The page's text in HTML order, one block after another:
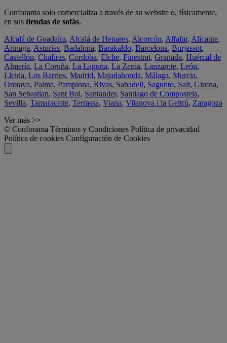
Conforama solo comercializa a través de su website o, físicamente,
en sus tiendas de sofás.
Alcalá de Guadaíra, Alcalá de Henares, Alcorcón, Alfafar, Alicante,
Arinaga, Asturias, Badalona, Barakaldo, Barcelona, Burjassot,
Castellón, Chafiras, Cordoba, Elche, Finestrat, Granada, Huércal de
Almería, La Coruña, La Laguna, La Zenia, Lanzarote, León,
Lleida, Los Barrios, Madrid, Majadahonda, Málaga, Murcia,
Orotava, Palma, Pamplona, Rivas, Sabadell, Sagunto, Salt, Girona,
San Sebastian, Sant Boi, Santander, Santiago de Compostela,
Sevilla, Tamaraceite, Terrassa, Viana, Vilanova i la Geltrú, Zaragoza
Ver más >>
© Conforama Términos y Condiciones Política de privacidad
Política de cookies Configuración de Cookies